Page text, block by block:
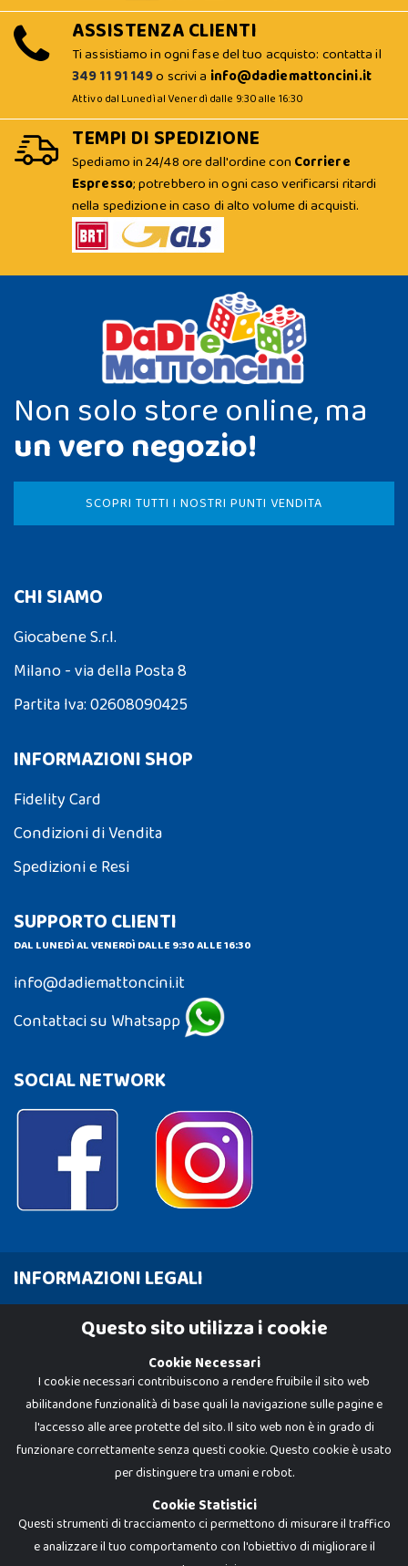
ASSISTENZA CLIENTI
Ti assistiamo in ogni fase del tuo acquisto: contatta il
349 11 91 149o scrivi a info@dadiemattoncini.it
Attivo dal Lunedì al Venerdì dalle 9:30 alle 16:30
TEMPI DI SPEDIZIONE
Spediamo in 24/48 ore dall'ordine con Corriere
Espresso; potrebbero in ogni caso verificarsi ritardi
nella spedizione in caso di alto volume di acquisti.
Non solo store online, ma
un vero negozio!
SCOPRI TUTTI I NOSTRI PUNTI VENDITA
CHI SIAMO
Giocabene S.r.l.
Milano - via della Posta 8
Partita Iva: 02608090425
INFORMAZIONI SHOP
Fidelity Card
Condizioni di Vendita
Spedizioni e Resi
SUPPORTO CLIENTI
DAL LUNEDÌ AL VENERDÌ DALLE 9:30 ALLE 16:30
info@dadiemattoncini.it
Contattaci su Whatsapp
SOCIAL NETWORK
INFORMAZIONI LEGALI
Cookie PolicyQuesto sito utilizza i cookie
Cookie Necessari
I cookie necessari contribuiscono a rendere fruibile il sito web
abilitandone funzionalità di base quali la navigazione sulle pagine e
l'accesso alle aree protette del sito. Il sito web non è in grado di
funzionare correttamente senza questi cookie. Questo cookie è usato
per distinguere tra umani e robot.
Cookie Statistici
Questi strumenti di tracciamento ci permettono di misurare il traffico
e analizzare il tuo comportamento con l'obiettivo di migliorare il